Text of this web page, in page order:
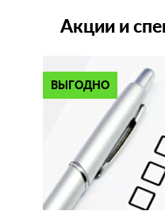
Акции и
ВЫГОДНО